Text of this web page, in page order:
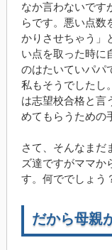
なか言わないです
らです。悪い点数
かりさせちゃう」
い点を取った時に
のはたいていパパ
私もそうでしたし
は志望校合格と言
めてもらうための
さて、そんなまだ
ズ達ですがママか
す。何ででしょう
だから母親